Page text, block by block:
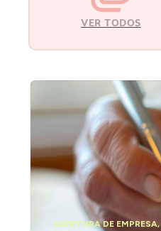
VER TODOS
ABERTURA DE EMPRESA,